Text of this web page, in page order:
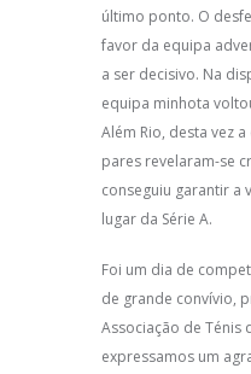
último ponto. O
favor da equipa
a ser decisivo. Na
equipa minhota
Além Rio, desta vez
pares revelaram-se
conseguiu garantir a
lugar da Série A.
Foi um dia de
de grande convívio,
Associação de Ténis
expressamos um